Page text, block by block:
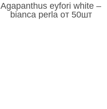
Agapanthus eyfori white –
bianca perla от 50шт